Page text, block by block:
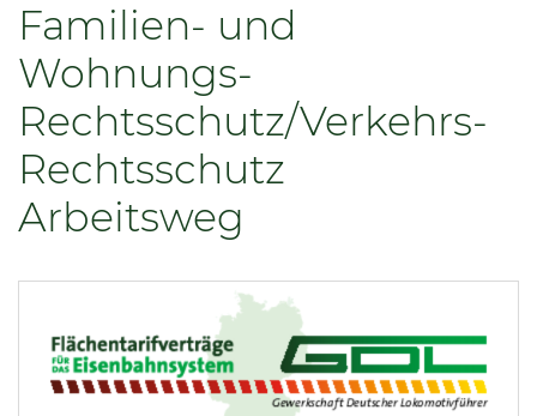
Familien- und
Wohnungs-
Rechtsschutz/Verkehrs-
Rechtsschutz
Arbeitsweg